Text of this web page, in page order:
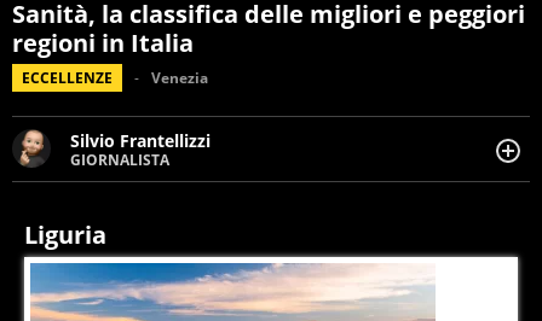
Sanità, la classifica delle migliori e peggiori
regioni in Italia
ECCELLENZE Venezia
Silvio Frantellizzi
GIORNALISTA
Giornalista pubblicista. Da oltre dieci anni si occupa di
cronaca, motori, spettacolo e videogame.
Liguria